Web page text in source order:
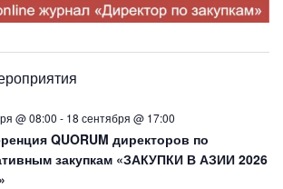
@ 08:00 - 18 сентября @ 17:00
QUORUM директоров по
закупкам «ЗАКУПКИ В АЗИИ 2026